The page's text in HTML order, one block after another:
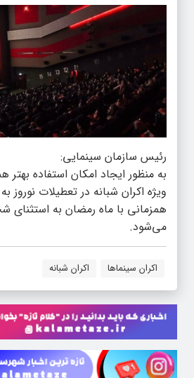
رئیس سازمان سینمایی:
به منظور ایجاد امکان استفاده
ویژه اکران شبانه در تعطیلات نوروز
همزمانی با ماه رمضان به استثنای
می‌شود.
اکران سینماها اکران شبانه